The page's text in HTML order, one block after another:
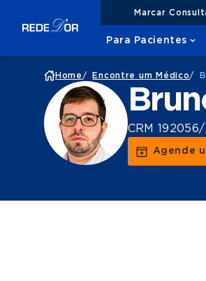
Marcar
Para Pacientes
Home / Encontre um Médico/
CRM
Agende